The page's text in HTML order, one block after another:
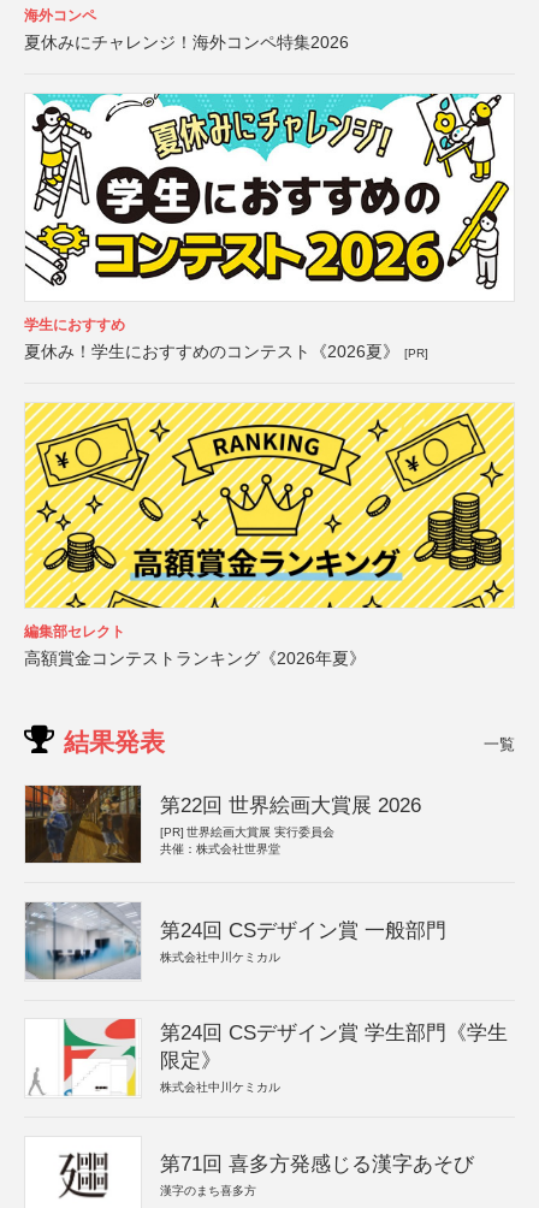
海外コンペ
夏休みにチャレンジ！海外コンペ特集2026
学生におすすめ
夏休み！学生におすすめのコンテスト《2026夏》 [PR]
編集部セレクト
高額賞金コンテストランキング《2026年夏》
結果発表 一覧
第22回 世界絵画大賞展 2026
[PR] 世界絵画大賞展 実行委員会
共催：株式会社世界堂
第24回 CSデザイン賞 一般部門
株式会社中川ケミカル
第24回 CSデザイン賞 学生部門《学生
限定》
株式会社中川ケミカル
第71回 喜多方発感じる漢字あそび
漢字のまち喜多方